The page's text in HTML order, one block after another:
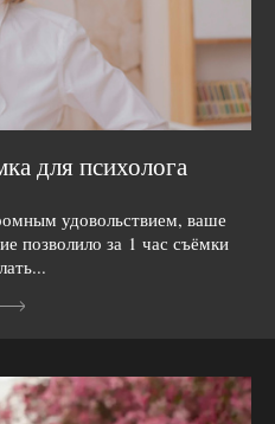
для психолога
удовольствием, ваше
позволило за 1 час съёмки